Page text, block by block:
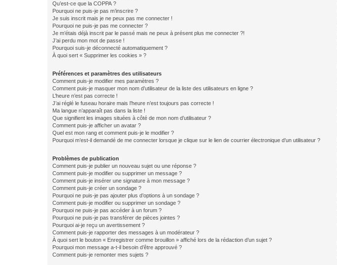
Qu’est-ce que la COPPA ?
Pourquoi ne puis-je pas m’inscrire ?
Je suis inscrit mais je ne peux pas me connecter !
Pourquoi ne puis-je pas me connecter ?
Je m’étais déjà inscrit par le passé mais ne peux à présent plus me connecter ?!
J’ai perdu mon mot de passe !
Pourquoi suis-je déconnecté automatiquement ?
À quoi sert « Supprimer les cookies » ?
Préférences et paramètres des utilisateurs
Comment puis-je modifier mes paramètres ?
Comment puis-je masquer mon nom d’utilisateur de la liste des utilisateurs en ligne ?
L’heure n’est pas correcte !
J’ai réglé le fuseau horaire mais l’heure n’est toujours pas correcte !
Ma langue n’apparaît pas dans la liste !
Que signifient les images situées à côté de mon nom d’utilisateur ?
Comment puis-je afficher un avatar ?
Quel est mon rang et comment puis-je le modifier ?
Pourquoi m’est-il demandé de me connecter lorsque je clique sur le lien de courrier électronique d’un utilisateur ?
Problèmes de publication
Comment puis-je publier un nouveau sujet ou une réponse ?
Comment puis-je modifier ou supprimer un message ?
Comment puis-je insérer une signature à mon message ?
Comment puis-je créer un sondage ?
Pourquoi ne puis-je pas ajouter plus d’options à un sondage ?
Comment puis-je modifier ou supprimer un sondage ?
Pourquoi ne puis-je pas accéder à un forum ?
Pourquoi ne puis-je pas transférer de pièces jointes ?
Pourquoi ai-je reçu un avertissement ?
Comment puis-je rapporter des messages à un modérateur ?
À quoi sert le bouton « Enregistrer comme brouillon » affiché lors de la rédaction d’un sujet ?
Pourquoi mon message a-t-il besoin d’être approuvé ?
Comment puis-je remonter mes sujets ?